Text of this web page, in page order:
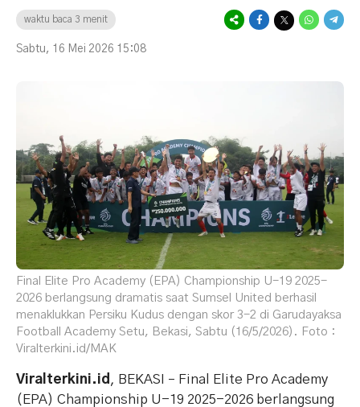
waktu baca 3 menit
Sabtu, 16 Mei 2026 15:08
Final Elite Pro Academy (EPA) Championship U-19 2025-
2026 berlangsung dramatis saat Sumsel United berhasil
menaklukkan Persiku Kudus dengan skor 3-2 di Garudayaksa
Football Academy Setu, Bekasi, Sabtu (16/5/2026). Foto :
Viralterkini.id/MAK
Viralterkini.id , BEKASI – Final Elite Pro Academy
(EPA) Championship U-19 2025-2026 berlangsung